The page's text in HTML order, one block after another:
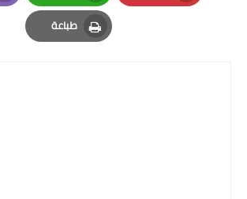
Pinterest
Whatsapp
طباعة
Print